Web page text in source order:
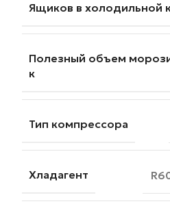
Ящиков в холодильной
Полезный объем
к
Тип компрессора
Хладагент